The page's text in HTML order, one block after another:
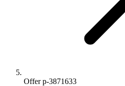
Offer p-3871633